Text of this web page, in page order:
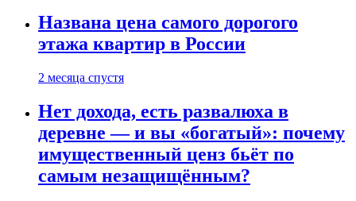
Названа цена самого дорогого
этажа квартир в России
2 месяца спустя
Нет дохода, есть развалюха в
деревне — и вы «богатый»: почему
имущественный ценз бьёт по
самым незащищённым?